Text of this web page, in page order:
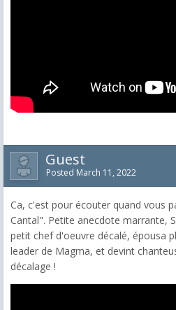
Guest
Posted March 11, 2022
Ca, c'est pour écouter quand vous
Cantal". Petite anecdote marrante,
petit chef d'oeuvre décalé, épousa
leader de Magma, et devint
décalage !